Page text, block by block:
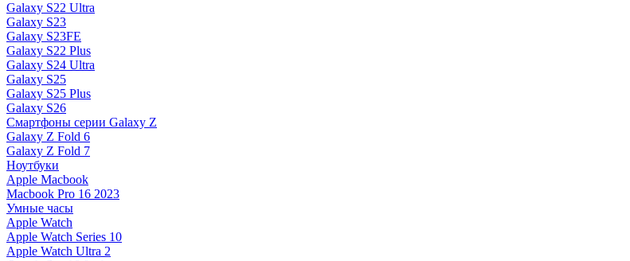
Galaxy S22 Ultra
Galaxy S23
Galaxy S23FE
Galaxy S22 Plus
Galaxy S24 Ultra
Galaxy S25
Galaxy S25 Plus
Galaxy S26
Смартфоны серии Galaxy Z
Galaxy Z Fold 6
Galaxy Z Fold 7
Ноутбуки
Apple Macbook
Macbook Pro 16 2023
Умные часы
Apple Watch
Apple Watch Series 10
Apple Watch Ultra 2